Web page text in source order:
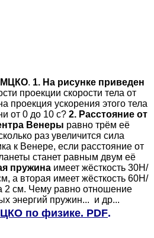
МЦКО. 1. На рисунке приведен
проекции скорости тела от
проекция ускорения этого тела
от 0 до 10 с? 2. Расстояние от
Венеры равно трём её
раз увеличится сила
к Венере, если расстояние от
станет равным двум её
пружина имеет жёсткость 30Н/
а вторая имеет жёсткость 60Н/
2 см. Чему равно отношение
энергий пружин... и др...
по физике. PDF.